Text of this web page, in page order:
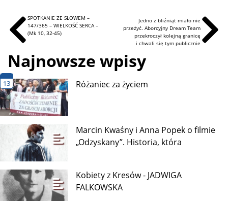
SPOTKANIE ZE SŁOWEM –
147/365 – WIELKOŚĆ SERCA –
(Mk 10, 32-45)
Jedno z bliźniąt miało nie
przeżyć. Aborcyjny Dream Team
przekroczył kolejną granicę
i chwali się tym publicznie
Najnowsze wpisy
13 Różaniec za życiem
Marcin Kwaśny i Anna Popek o filmie
„Odzyskany”. Historia, która
Kobiety z Kresów - JADWIGA
FALKOWSKA